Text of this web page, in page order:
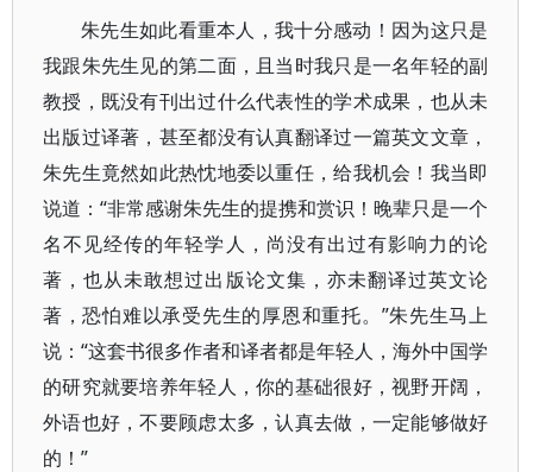
朱先生如此看重本人，我十分感动！因为这只是
我跟朱先生见的第二面，且当时我只是一名年轻的副
教授，既没有刊出过什么代表性的学术成果，也从未
出版过译著，甚至都没有认真翻译过一篇英文文章，
朱先生竟然如此热忱地委以重任，给我机会！我当即
说道：“非常感谢朱先生的提携和赏识！晚辈只是一个
名不见经传的年轻学人，尚没有出过有影响力的论
著，也从未敢想过出版论文集，亦未翻译过英文论
著，恐怕难以承受先生的厚恩和重托。”朱先生马上
说：“这套书很多作者和译者都是年轻人，海外中国学
的研究就要培养年轻人，你的基础很好，视野开阔，
外语也好，不要顾虑太多，认真去做，一定能够做好
的！”